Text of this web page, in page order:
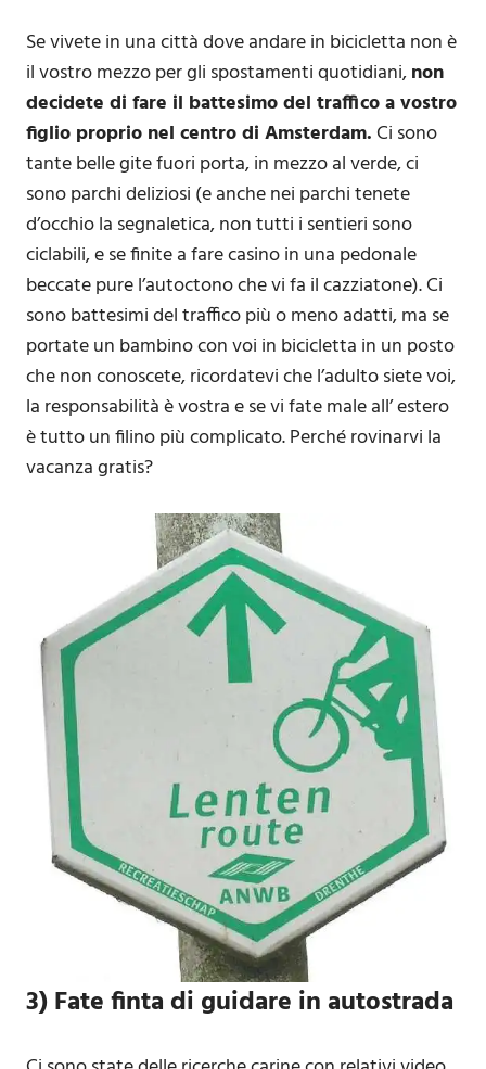
Se vivete in una città dove andare in bicicletta non è
il vostro mezzo per gli spostamenti quotidiani,non
decidete di fare il battesimo del traffico a vostro
figlio proprio nel centro di Amsterdam. Ci sono
tante belle gite fuori porta, in mezzo al verde, ci
sono parchi deliziosi (e anche nei parchi tenete
d’occhio la segnaletica, non tutti i sentieri sono
ciclabili, e se finite a fare casino in una pedonale
beccate pure l’autoctono che vi fa il cazziatone). Ci
sono battesimi del traffico più o meno adatti, ma se
portate un bambino con voi in bicicletta in un posto
che non conoscete, ricordatevi che l’adulto siete voi,
la responsabilità è vostra e se vi fate male all’ estero
è tutto un filino più complicato. Perché rovinarvi la
vacanza gratis?
3) Fate finta di guidare in autostrada